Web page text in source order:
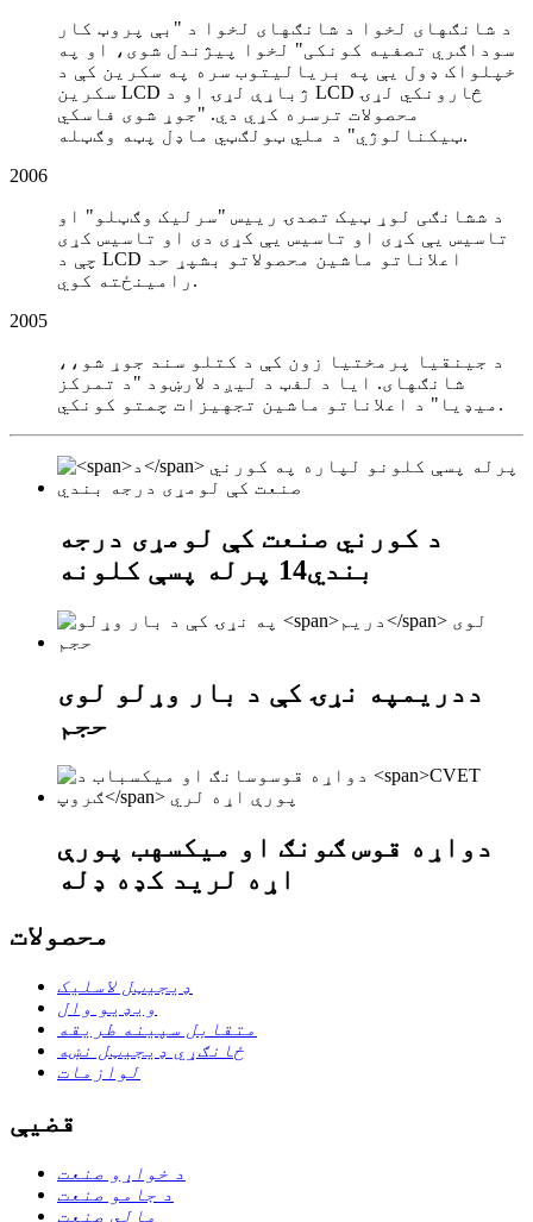
د شانګهای لخوا د شانګهای لخوا د "بې پروټ کار
سوداګري تصفیه کونکی" لخوا پیژندل شوی، او په
خپلواک ډول یې په بریالیتوب سره په سکرین کې د
سکرین LCD ژباړې لړۍ او د LCD څارونکي لړۍ
محصولات ترسره کړي دي. "جوړ شوی فاسکي
ټیکنالوژي" د ملي ټولګټي ماډل پټه وګټله.
2006
د ششانګی لوړ ټیک تصدۍ رییس "سرلیک وګټلو" او
تاسیس یې کړی او تاسیس یې کړی دی او تاسیس کړی
چې د LCD اعلاناتو ماشین محصولاتو بشپړ حد
رامینځته کوي.
2005
د جینقیا پرمختیا زون کې د کتلو سند جوړ شو،،
شانګهای. ایا د لفټ د لیږد لارښود "د تمرکز
میډیا" د اعلاناتو ماشین تجهیزات چمتو کونکي.
د کورني صنعت کې لومړی درجه
بندي14 پرله پسې کلونه
ددریمپه نړۍ کې د بار وړلو لوی
حجم
دواړه قوس ګونګ او میکسهب پورې
اړه لريد کډه ډله
محصولات
ډیجیټل لاسلیک
ویډیو وال
متقابل سپینه طریقه
ځانګړي ډیجیټل نښه
لوازمات
قضیې
د خواړو صنعت
د جامو صنعت
مالي صنعت